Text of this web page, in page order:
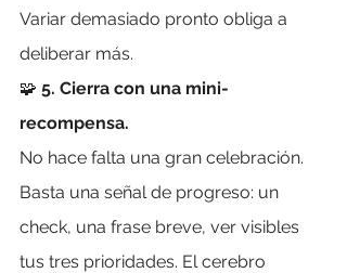
Variar demasiado pronto obliga a
deliberar más.
🧩 5. Cierra con una mini-
recompensa.
No hace falta una gran celebración.
Basta una señal de progreso: un
check, una frase breve, ver visibles
tus tres prioridades. El cerebro